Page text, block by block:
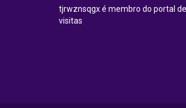
tjrwznsqgx é membro do portal
visitas